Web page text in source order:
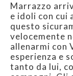
Marrazzo
e idoli con cui
questo
velocemente
allenarmi con
esperienza e
tanto da lui,